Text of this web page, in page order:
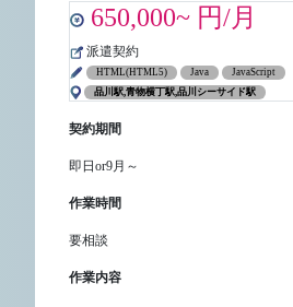
650,000~ 円/月
派遣契約
HTML(HTML5) Java
JavaScript
品川駅,青物横丁駅,品川シーサイド駅
契約期間
即日or9月～
作業時間
要相談
作業内容